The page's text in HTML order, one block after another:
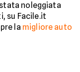
noleggiata
su Facile.it
la migliore auto